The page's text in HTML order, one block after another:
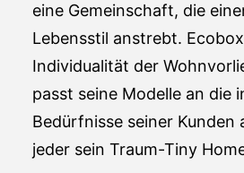
eine Gemeinschaft, die
Lebensstil anstrebt.
Individualität der
passt seine Modelle an die
Bedürfnisse seiner Kunden
jeder sein Traum-Tiny